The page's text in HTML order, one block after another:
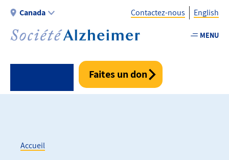
Aller
contenu
Canada
Utility
-
Fr
-
Contactez-nous English
MENU
Faites un don
Accueil